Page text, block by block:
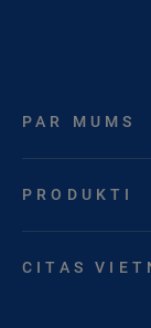
PAR MUMS
PRODUKTI
CITAS